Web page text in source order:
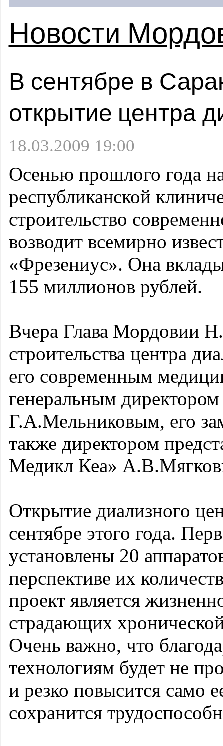
Новости
В сентябре в
открытие центра
18.03.2009 19:00
Осенью прошлого года
республиканской
строительство
возводит всемирно
«Фрезениус». Она
155 миллионов рублей.
Вчера Глава Мордовии
строительства центра
его современным
генеральным
Г.А.Мельниковым, его
также директором
Медикл Кеа»
Открытие диализного
сентябре этого года.
установлены 20
перспективе их
проект является
страдающих
Очень важно, что
технологиям будет не
и резко повысится само
сохранится